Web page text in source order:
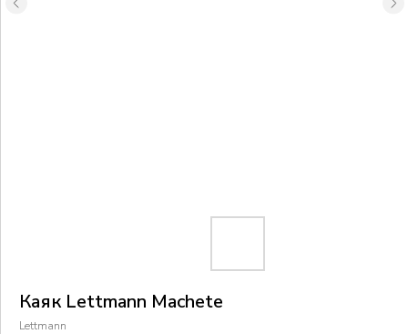
Каяк Lettmann Machete
Lettmann